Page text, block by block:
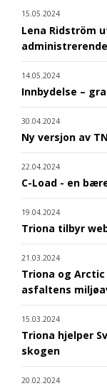
15.05.2024
Lena Ridström
14.05.2024
Innbydelse –
30.04.2024
Ny versjon av
22.04.2024
C-Load - en
19.04.2024
Triona tilbyr
21.03.2024
Triona og
asfaltens
15.03.2024
Triona hjelper
skogen
20.02.2024